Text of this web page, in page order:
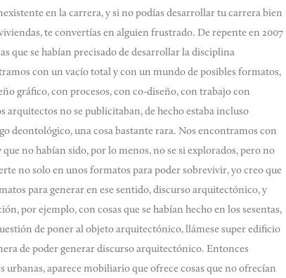
en la carrera, y si no podías desarrollar tu carrera bien
te convertías en alguien frustrado. De repente en 2007
que se habían precisado de desarrollar la disciplina
con un vacío total y con un mundo de posibles formatos,
gráfico, con procesos, con co-diseño, con trabajo con
no se publicitaban, de hecho estaba incluso
deontológico, una cosa bastante rara. Nos encontramos con
no habían sido, por lo menos, no se si explorados, pero no
no solo en unos formatos para poder sobrevivir, yo creo que
para generar en ese sentido, discurso arquitectónico, y
por ejemplo, con cosas que se habían hecho en los sesentas,
de poner al objeto arquitectónico, llámese super edificio
de poder generar discurso arquitectónico. Entonces
urbanas, aparece mobiliario que ofrece cosas que no ofrecían